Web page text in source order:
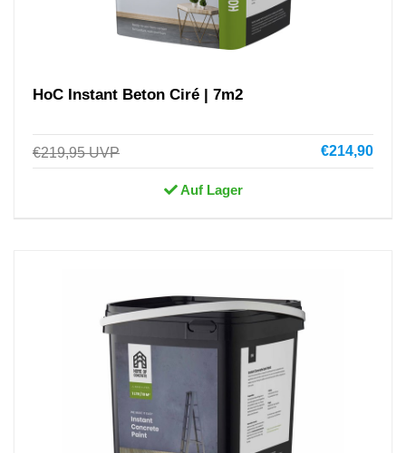
HoC Instant Beton Ciré | 7m2
€219,95UVP €214,90
Auf Lager